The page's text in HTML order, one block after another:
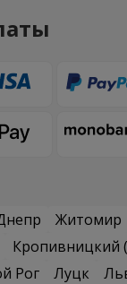
Житомир
Кропивницкий
Рог Луцк